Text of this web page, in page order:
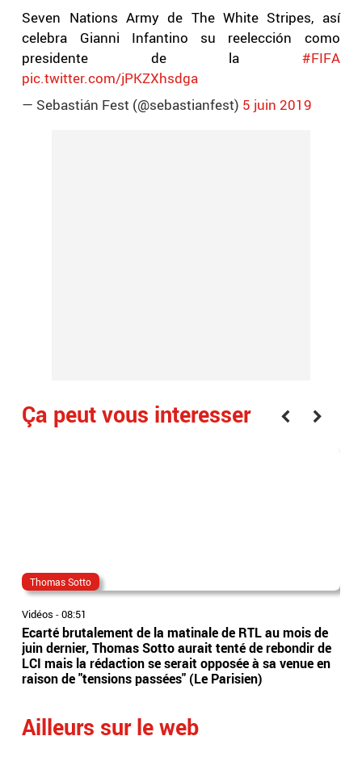
Seven Nations Army de The White Stripes, así
celebra Gianni Infantino su reelección como
presidente de la #FIFA
pic.twitter.com/jPKZXhsdga
— Sebastián Fest (@sebastianfest) 5 juin 2019
Ça peut vous interesser
Thomas Sotto
Vidéos -08:51
Ecarté brutalement de la matinale de RTL au mois de
juin dernier, Thomas Sotto aurait tenté de rebondir de
LCI mais la rédaction se serait opposée à sa venue en
raison de "tensions passées" (Le Parisien)
Ailleurs sur le web